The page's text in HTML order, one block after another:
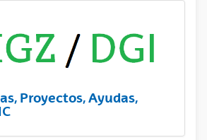
Proyectos, Ayudas,